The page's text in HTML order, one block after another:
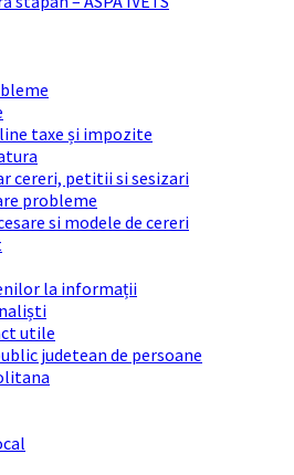
taxe și impozite
cereri, petitii si sesizari
probleme
si modele de cereri
la informații
utile
judetean de persoane